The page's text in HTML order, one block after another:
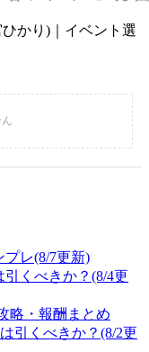
かり)｜イベント選
プレ(8/7更新)
くべきか？(8/4更
略・報酬まとめ
引くべきか？(8/2更